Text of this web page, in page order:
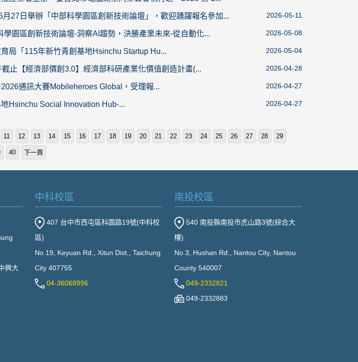
27日舉辦「中部科學園區創新技術論壇」，歡迎踴躍報名參加... 2026-05-11
學園區創新技術論壇-洞察AI趨勢，決勝產業未來-從自動化... 2026-05-08
育局「115年新竹青創基地Hsinchu Startup Hu... 2026-05-04
止【經濟部價創3.0】經濟部科研產業化價值創造計畫(... 2026-04-28
2026通訊大賽Mobileheroes Global，受理報... 2026-04-27
Hsinchu Social Innovation Hub-... 2026-04-27
11 12 13 14 15 16 17 18 19 20 21 22 23 24 25 26 27 28 29
40 下一頁
興大
中科校區
407 台中市西屯區科園路19號(中科校
區)
No.19, Keyuan Rd., Xitun Dist., Taichung
City 407755
04-36068996
南投校區
540 南投縣南投市虎山路3號(綜合大
樓)
No.3, Hushan Rd., Nantou City, Nantou
County 540007
049-2332821
049-2332883